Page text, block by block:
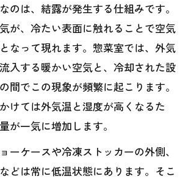
のは、結露が発生する仕組みです。
が、冷たい表面に触れることで空気
なって現れます。惣菜室では、外気
入する暖かい空気と、冷却された設
間でこの現象が頻繁に起こります。
けては外気温と湿度が高くなるた
が一気に増加します。
ーケースや冷凍ストッカーの外側、
どは常に低温状態にあります。そこ